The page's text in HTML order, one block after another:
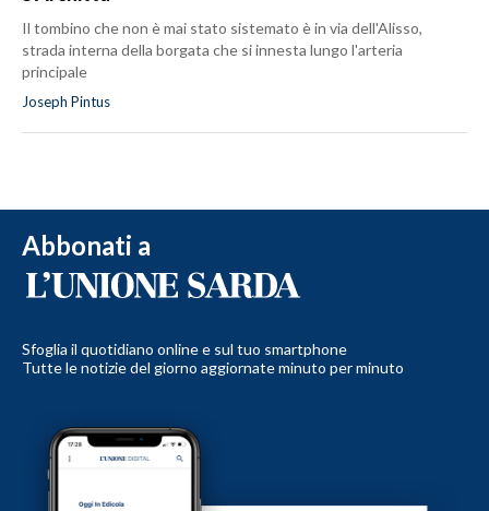
Il tombino che non è mai stato sistemato è in via dell'Alisso,
strada interna della borgata che si innesta lungo l'arteria
principale
Joseph Pintus
Abbonati a
Sfoglia il quotidiano online e sul tuo smartphone
Tutte le notizie del giorno aggiornate minuto per minuto